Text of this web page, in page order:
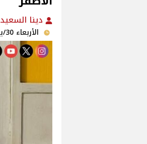
دينا السعيد
الأربعاء 30/يوليو/2025 - 04:39 م